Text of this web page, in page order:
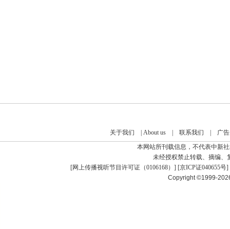
关于我们 About us| 联系我们
广
本网站所刊载信息，不代表中新
未经授权禁止转载、摘编、
[网上传播视听节目许可证（0106168） ] [京ICP证040655号]
Copyright ©1999-